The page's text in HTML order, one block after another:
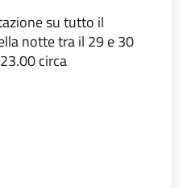
su tutto il
notte tra il 29 e 30
circa